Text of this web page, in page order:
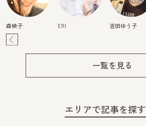
森映子 ERI 吉田ゆう子
一覧を見る
エリアで記事を探す